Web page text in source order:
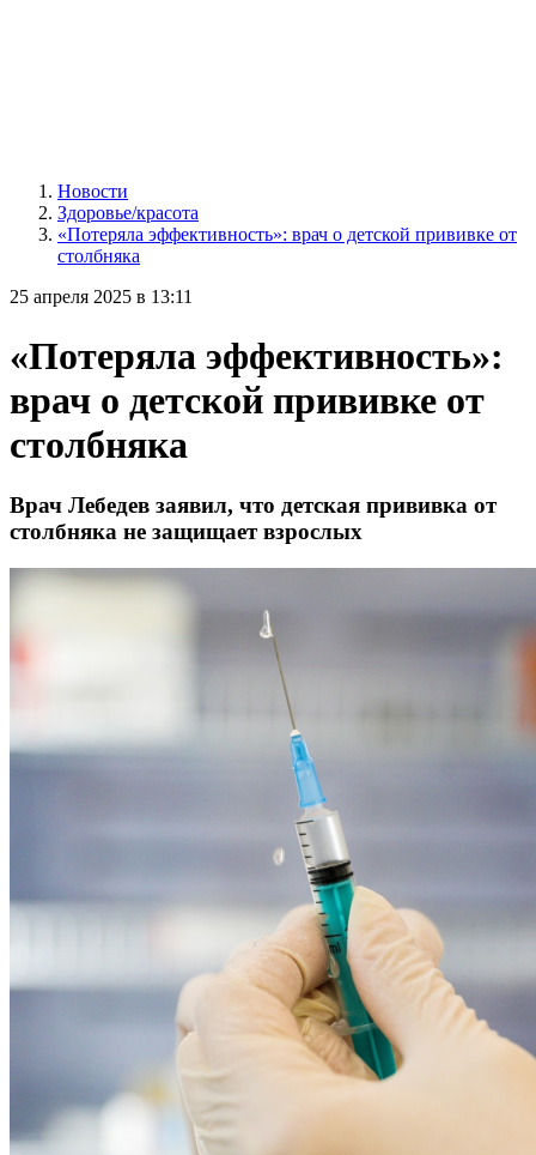
Новости
Здоровье/красота
«Потеряла эффективность»: врач о детской прививке от
столбняка
25 апреля 2025 в 13:11
«Потеряла эффективность»:
врач о детской прививке от
столбняка
Врач Лебедев заявил, что детская прививка от
столбняка не защищает взрослых